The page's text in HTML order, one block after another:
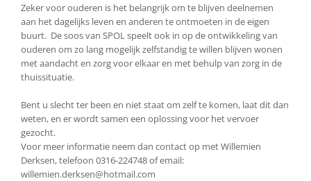
Zeker voor ouderen is het belangrijk om te blijven deelnemen
aan het dagelijks leven en anderen te ontmoeten in de eigen
buurt. De soos van SPOL speelt ook in op de ontwikkeling van
ouderen om zo lang mogelijk zelfstandig te willen blijven wonen
met aandacht en zorg voor elkaar en met behulp van zorg in de
thuissituatie.
Bent u slecht ter been en niet staat om zelf te komen, laat dit dan
weten, en er wordt samen een oplossing voor het vervoer
gezocht.
Voor meer informatie neem dan contact op met Willemien
Derksen, telefoon 0316-224748 of email:
willemien.derksen@hotmail.com